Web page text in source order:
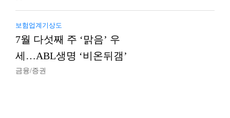
보험업계기상도
7월 다섯째 주 ‘맑음’ 우
세…ABL생명 ‘비온뒤갬’
금융/증권